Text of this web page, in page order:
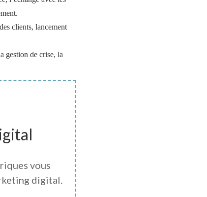
clients, lancement
gestion de crise, la
vous
digital.